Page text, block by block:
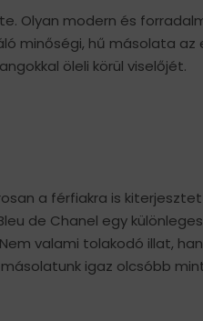
Olyan modern és
minőségi, hű másolata
öleli körül viselőjét.
a férfiakra is
de Chanel egy
valami tolakodó illat,
igaz olcsóbb